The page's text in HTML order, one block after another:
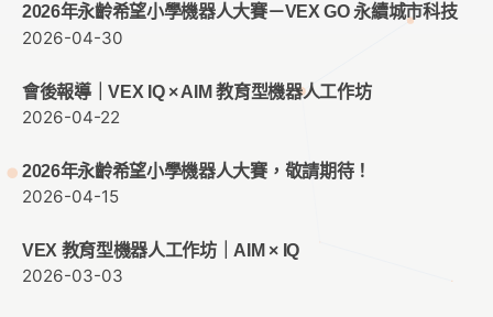
2026年永齡希望小學機器人大賽－VEX GO 永續城市科技
2026-04-30
會後報導｜VEX IQ × AIM 教育型機器人工作坊
2026-04-22
2026年永齡希望小學機器人大賽，敬請期待！
2026-04-15
VEX 教育型機器人工作坊｜AIM × IQ
2026-03-03